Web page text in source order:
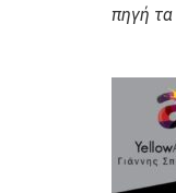
πηγή τα